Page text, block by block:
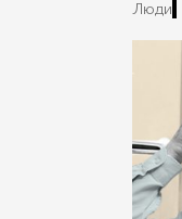
Люди